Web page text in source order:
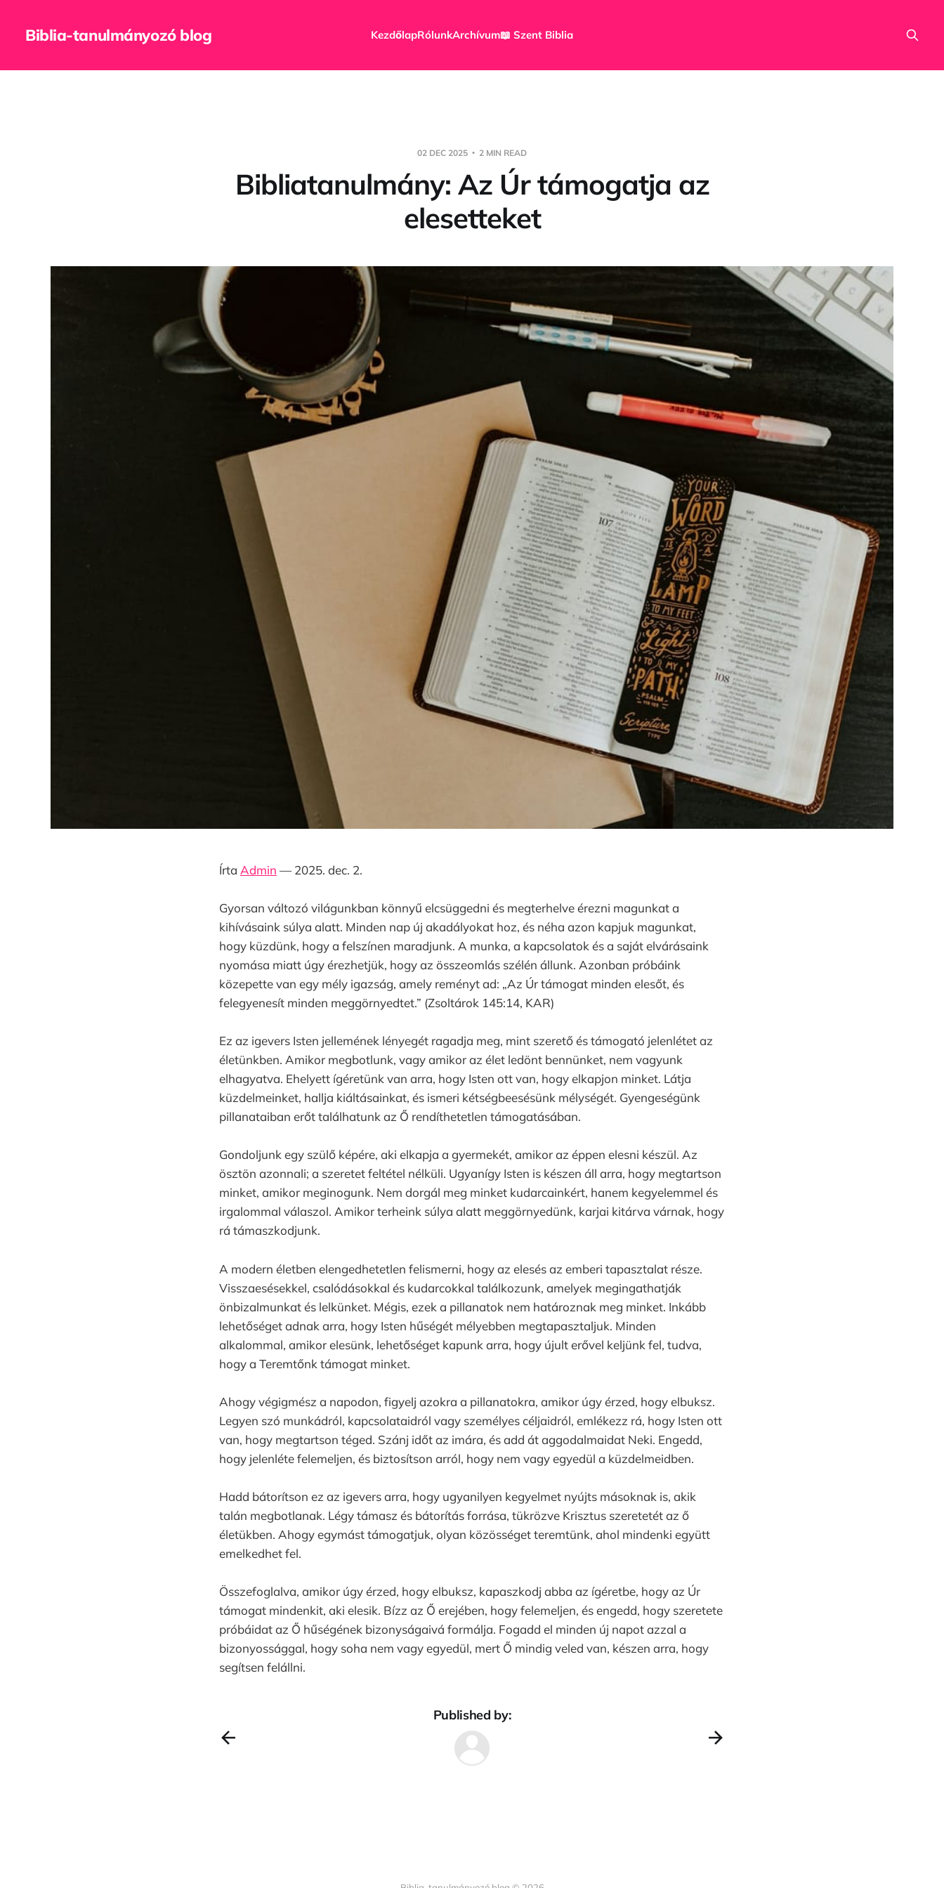
Biblia-tanulmányozó blog KezdőlapRólunkArchívum📖 Szent Biblia
02 DEC 2025 2 MIN READ
Bibliatanulmány: Az Úr támogatja az
elesetteket
Írta Admin — 2025. dec. 2.
Gyorsan változó világunkban könnyű elcsüggedni és megterhelve érezni magunkat a
kihívásaink súlya alatt. Minden nap új akadályokat hoz, és néha azon kapjuk magunkat,
hogy küzdünk, hogy a felszínen maradjunk. A munka, a kapcsolatok és a saját elvárásaink
nyomása miatt úgy érezhetjük, hogy az összeomlás szélén állunk. Azonban próbáink
közepette van egy mély igazság, amely reményt ad: „Az Úr támogat minden elesőt, és
felegyenesít minden meggörnyedtet.” (Zsoltárok 145:14, KAR)
Ez az igevers Isten jellemének lényegét ragadja meg, mint szerető és támogató jelenlétet az
életünkben. Amikor megbotlunk, vagy amikor az élet ledönt bennünket, nem vagyunk
elhagyatva. Ehelyett ígéretünk van arra, hogy Isten ott van, hogy elkapjon minket. Látja
küzdelmeinket, hallja kiáltásainkat, és ismeri kétségbeesésünk mélységét. Gyengeségünk
pillanataiban erőt találhatunk az Ő rendíthetetlen támogatásában.
Gondoljunk egy szülő képére, aki elkapja a gyermekét, amikor az éppen elesni készül. Az
ösztön azonnali; a szeretet feltétel nélküli. Ugyanígy Isten is készen áll arra, hogy megtartson
minket, amikor meginogunk. Nem dorgál meg minket kudarcainkért, hanem kegyelemmel és
irgalommal válaszol. Amikor terheink súlya alatt meggörnyedünk, karjai kitárva várnak, hogy
rá támaszkodjunk.
A modern életben elengedhetetlen felismerni, hogy az elesés az emberi tapasztalat része.
Visszaesésekkel, csalódásokkal és kudarcokkal találkozunk, amelyek megingathatják
önbizalmunkat és lelkünket. Mégis, ezek a pillanatok nem határoznak meg minket. Inkább
lehetőséget adnak arra, hogy Isten hűségét mélyebben megtapasztaljuk. Minden
alkalommal, amikor elesünk, lehetőséget kapunk arra, hogy újult erővel keljünk fel, tudva,
hogy a Teremtőnk támogat minket.
Ahogy végigmész a napodon, figyelj azokra a pillanatokra, amikor úgy érzed, hogy elbuksz.
Legyen szó munkádról, kapcsolataidról vagy személyes céljaidról, emlékezz rá, hogy Isten ott
van, hogy megtartson téged. Szánj időt az imára, és add át aggodalmaidat Neki. Engedd,
hogy jelenléte felemeljen, és biztosítson arról, hogy nem vagy egyedül a küzdelmeidben.
Hadd bátorítson ez az igevers arra, hogy ugyanilyen kegyelmet nyújts másoknak is, akik
talán megbotlanak. Légy támasz és bátorítás forrása, tükrözve Krisztus szeretetét az ő
életükben. Ahogy egymást támogatjuk, olyan közösséget teremtünk, ahol mindenki együtt
emelkedhet fel.
Összefoglalva, amikor úgy érzed, hogy elbuksz, kapaszkodj abba az ígéretbe, hogy az Úr
támogat mindenkit, aki elesik. Bízz az Ő erejében, hogy felemeljen, és engedd, hogy szeretete
próbáidat az Ő hűségének bizonyságaivá formálja. Fogadd el minden új napot azzal a
bizonyossággal, hogy soha nem vagy egyedül, mert Ő mindig veled van, készen arra, hogy
segítsen felállni.
Published by: